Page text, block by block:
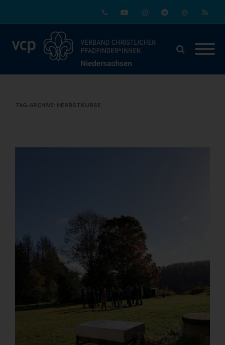
TAG-ARCHIVE: HERBSTKURSE